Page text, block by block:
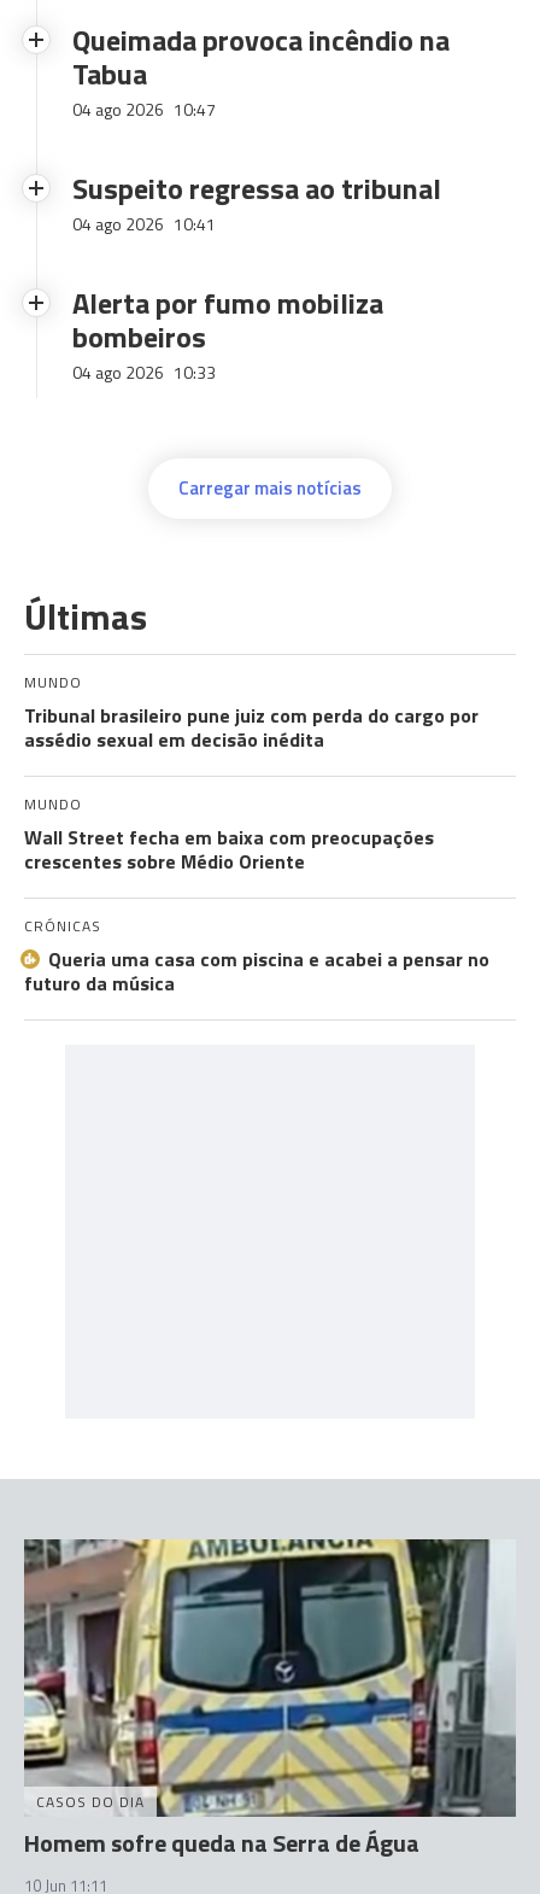
Queimada provoca incêndio na
Tabua
04 ago 2026 10:47
Suspeito regressa ao tribunal
04 ago 2026 10:41
Alerta por fumo mobiliza
bombeiros
04 ago 2026 10:33
Carregar mais notícias
Últimas
MUNDO
Tribunal brasileiro pune juiz com perda do cargo por
assédio sexual em decisão inédita
MUNDO
Wall Street fecha em baixa com preocupações
crescentes sobre Médio Oriente
CRÓNICAS
Queria uma casa com piscina e acabei a pensar no
futuro da música
CASOS DO DIA
Homem sofre queda na Serra de Água
10 Jun 11:11